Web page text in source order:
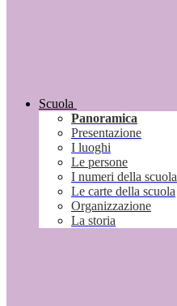
Scuola
Panoramica
Presentazione
I luoghi
Le persone
I numeri della scuola
Le carte della scuola
Organizzazione
La storia